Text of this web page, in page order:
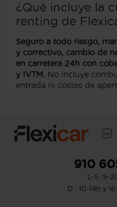
¿Qué incluye la
renting de
Seguro a todo riesgo,
y correctivo, cambio de
en carretera 24h con
y IVTM. No incluye
entrada ni costes de
910
L-S: 9-
D : 10-14h y